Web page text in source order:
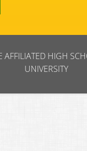
AFFILIATED HIGH
UNIVERSITY